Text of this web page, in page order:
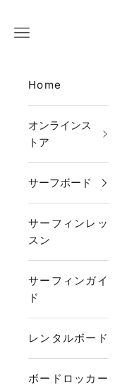
メニュー
Home
オンラインス
トア
サーフボード
サーフィンレッ
スン
サーフィンガイ
ド
レンタルボード
ボードロッカー